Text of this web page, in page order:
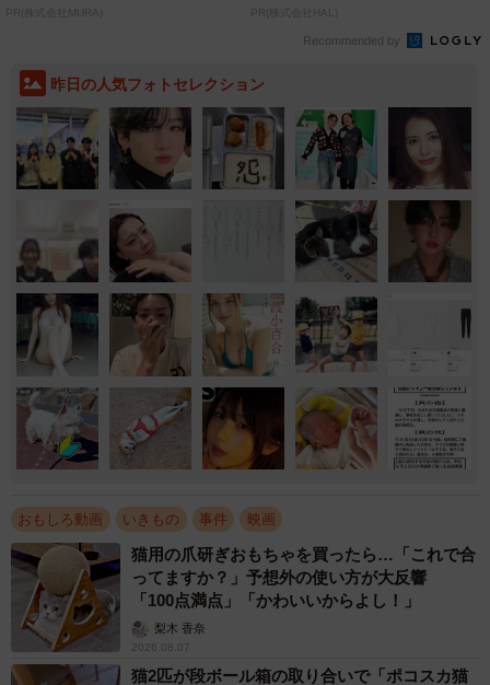
PR(株式会社MURA) PR(株式会社HAL)
Recommended by
昨日の人気フォトセレクション
おもしろ動画 いきもの 事件 映画
猫用の爪研ぎおもちゃを買ったら…「これで合
ってますか？」予想外の使い方が大反響
「100点満点」「かわいいからよし！」
梨木 香奈
2026.08.07
猫2匹が段ボール箱の取り合いで「ポコスカ猫